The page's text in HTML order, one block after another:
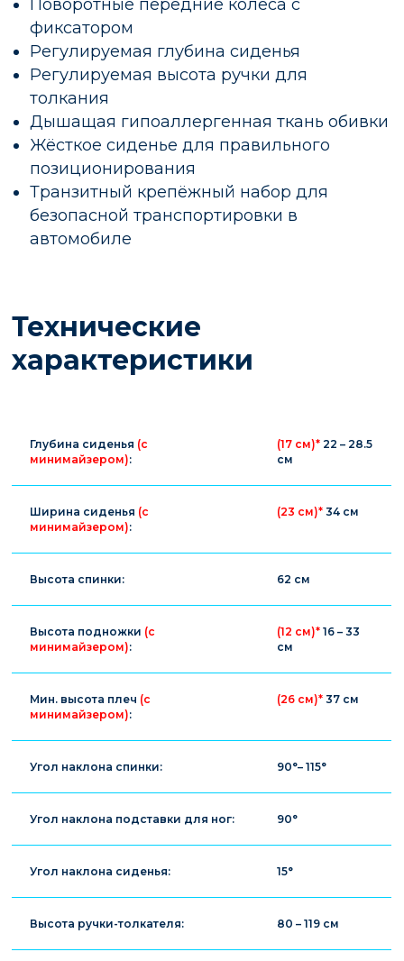
Поворотные передние колёса с
фиксатором
Регулируемая глубина сиденья
Регулируемая высота ручки для
толкания
Дышащая гипоаллергенная ткань обивки
Жёсткое сиденье для правильного
позиционирования
Транзитный крепёжный набор для
безопасной транспортировки в
автомобиле
Технические
характеристики
Глубина сиденья (с
минимайзером):
(17 см)* 22 – 28.5
см
Ширина сиденья (с
минимайзером):
(23 см)* 34 см
Высота спинки: 62 см
Высота подножки (с
минимайзером):
(12 см)* 16 – 33
см
Мин. высота плеч (с
минимайзером):
(26 см)* 37 см
Угол наклона спинки: 90°– 115°
Угол наклона подставки для ног: 90°
Угол наклона сиденья: 15°
Высота ручки-толкателя: 80 – 119 см